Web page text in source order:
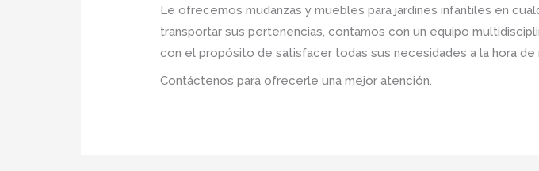
Le ofrecemos mudanzas y muebles para jardines infantiles en
transportar sus pertenencias, contamos con un equipo
con el propósito de satisfacer todas sus necesidades a la hora de
Contáctenos para ofrecerle una mejor atención.